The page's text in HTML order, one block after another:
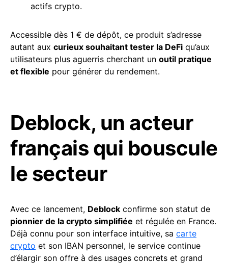
actifs crypto.
Accessible dès 1 € de dépôt, ce produit s’adresse
autant aux curieux souhaitant tester la DeFi qu’aux
utilisateurs plus aguerris cherchant un outil pratique
et flexible pour générer du rendement.
Deblock, un acteur
français qui bouscule
le secteur
Avec ce lancement, Deblock confirme son statut de
pionnier de la crypto simplifiée et régulée en France.
Déjà connu pour son interface intuitive, sa carte
crypto et son IBAN personnel, le service continue
d’élargir son offre à des usages concrets et grand